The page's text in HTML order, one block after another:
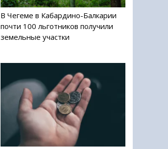
В Чегеме в Кабардино-Балкарии
почти 100 льготников получили
земельные участки